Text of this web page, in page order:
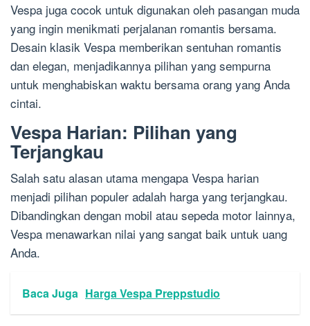
Vespa juga cocok untuk digunakan oleh pasangan muda
yang ingin menikmati perjalanan romantis bersama.
Desain klasik Vespa memberikan sentuhan romantis
dan elegan, menjadikannya pilihan yang sempurna
untuk menghabiskan waktu bersama orang yang Anda
cintai.
Vespa Harian: Pilihan yang
Terjangkau
Salah satu alasan utama mengapa Vespa harian
menjadi pilihan populer adalah harga yang terjangkau.
Dibandingkan dengan mobil atau sepeda motor lainnya,
Vespa menawarkan nilai yang sangat baik untuk uang
Anda.
Baca Juga Harga Vespa Preppstudio